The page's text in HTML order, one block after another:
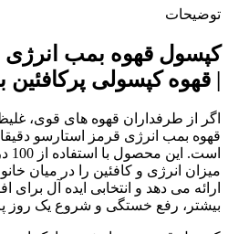
توضیحات
| قهوه کپسولی پرکافئین
اگر از طرفداران قهوه های قوی،
قهوه بمب انرژی قرمز استارسو
میزان انرژی و کافئین را در میان
ارائه می دهد و انتخابی ایده آل
بیشتر، رفع خستگی و شروع یک روز